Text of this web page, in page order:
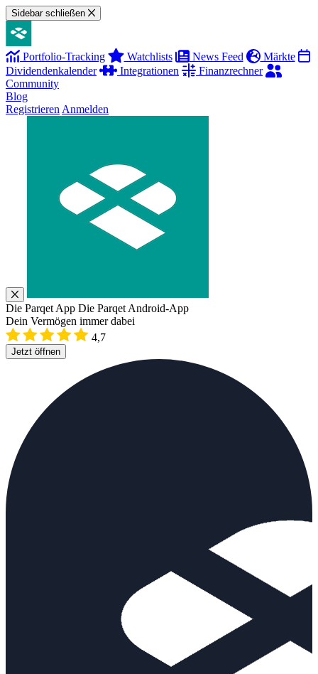
Sidebar schließen
Portfolio-Tracking Watchlists News Feed
Märkte
Dividendenkalender
Integrationen
Finanzrechner
Community
Blog
Registrieren Anmelden
Die Parqet App Die Parqet Android-App
Dein Vermögen immer dabei
4,7
Jetzt öffnen